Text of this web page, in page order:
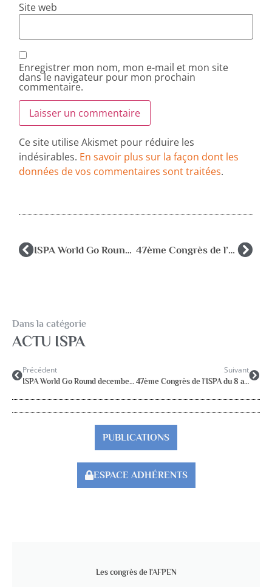
Site web
Enregistrer mon nom, mon e-mail et mon site
dans le navigateur pour mon prochain
commentaire.
Ce site utilise Akismet pour réduire les
indésirables. En savoir plus sur la façon dont les
données de vos commentaires sont traitées.
ISPA World Go Round december.2020 47ème Congrès de l’ISPA du 8 au 11 juillet 2026 à Lyon
Dans la catégorie
ACTU ISPA
Précédent
ISPA World Go Round december.2020
Suivant
47ème Congrès de l’ISPA du 8 au 11 juillet 2026 à Lyon
PUBLICATIONS
ESPACE ADHÉRENTS
Les congrès de l'AFPEN